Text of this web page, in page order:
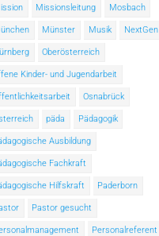
Missionsleitung Mosbach
Münster Musik NextGen
Oberösterreich
Kinder- und Jugendarbeit
Osnabrück
päda Pädagogik
Ausbildung
Fachkraft
Hilfskraft Paderborn
Pastor gesucht
Personalreferent